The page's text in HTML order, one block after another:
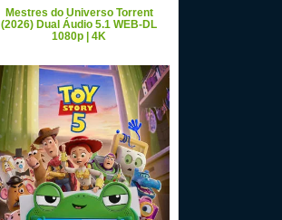
Mestres do Universo Torrent
(2026) Dual Áudio 5.1 WEB-DL
1080p | 4K